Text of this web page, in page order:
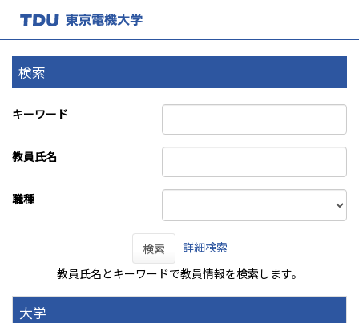
検索
キーワード
教員氏名
職種
検索
詳細検索
教員氏名とキーワードで教員情報を検索します。
大学